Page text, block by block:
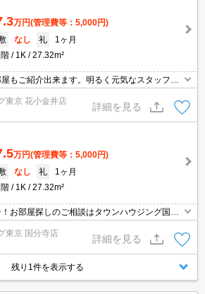
万円(管理費等：5,000円)
なし 礼
1ヶ月
1K 27.32m²
もご紹介出来ます。明るく元気なスタッフが
ただきます。オンラインで見学・接客可能で
合わせ下さい☆★
東京 花小金井店
詳細を見る
万円(管理費等：5,000円)
なし 礼
1ヶ月
1K 27.32m²
お部屋探しのご相談はタウンハウジング国分
東京 国分寺店
詳細を見る
残り1件を表示する